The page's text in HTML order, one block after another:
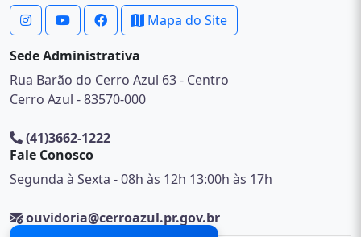
Mapa do Site
Sede Administrativa
Rua Barão do Cerro Azul 63 - Centro
Cerro Azul - 83570-000
(41)3662-1222
Fale Conosco
Segunda à Sexta - 08h às 12h 13:00h às 17h
ouvidoria@cerroazul.pr.gov.br